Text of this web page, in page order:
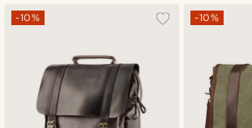
-10% -10%